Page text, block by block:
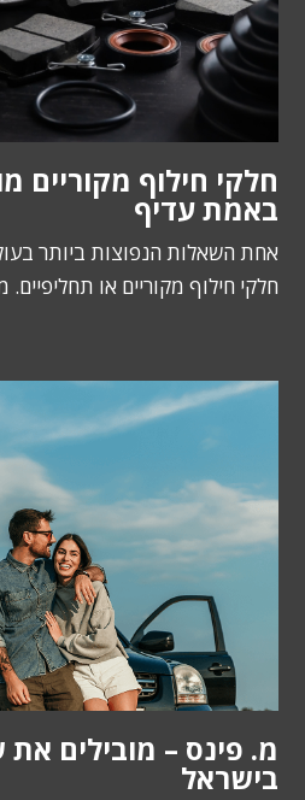
חלקי חילוף מקוריים
באמת עדיף
אחת השאלות הנפוצות ביותר
חלקי חילוף מקוריים או תחליפיים.
מ. פינס – מובילים
בישראל